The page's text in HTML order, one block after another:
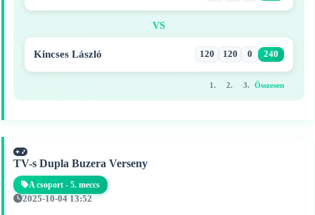
VS
Kincses László 120 120 0 240
1. 2. 3. Összesen
TV-s Dupla Buzera Verseny
A csoport - 5. meccs
2025-10-04 13:52